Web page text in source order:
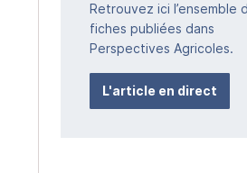
Retrouvez ici l’ensemble
fiches publiées dans
Perspectives Agricoles.
L'article en direct